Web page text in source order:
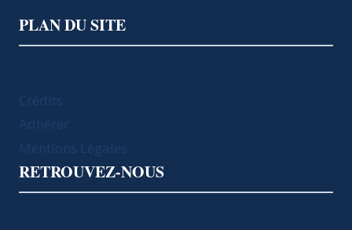
PLAN DU SITE
Crédits
Adhérer
Mentions Légales
RETROUVEZ-NOUS